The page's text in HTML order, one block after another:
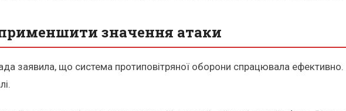
значення атаки
заявила, що система протиповітряної оборони спрацювала